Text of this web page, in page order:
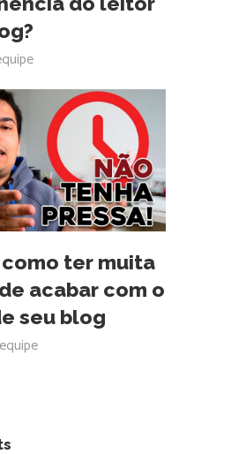
ter muita
acabar com o
seu blog
equipe